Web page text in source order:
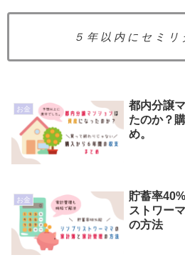
５ 年 以 内 に セ ミ リ
お金
都内分譲
たのか？
め。
お金
貯蓄率
ストワー
の方法